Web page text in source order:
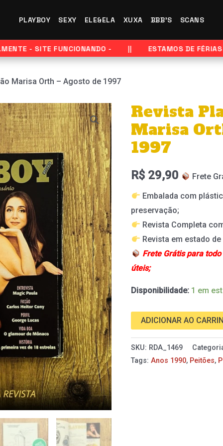
PLAYBOY SEXY ELE&ELA XUXA BBB'S SCANS
- SITE FUNCIONANDO - ESTAMOS DE FÉRIAS -
Marisa Orth – Agosto de 1997
Revista
Marisa
1997
R$ 29,90 Frete
Embalada com
preservação;
Revista Completa
Revista em estado
Frete Grátis para
úteis;
Disponibilidade: 1 em
Revista
Playboy
Edição
Marisa
Orth
-
Agosto
de
1997
quantidade
ADICIONAR AO
SKU: RDA_1469
Tags:Anos 1990, Peitões,